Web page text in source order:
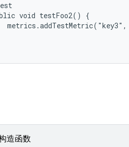
void testFoo2() {
造函数